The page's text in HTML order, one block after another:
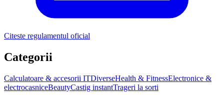
Citeste regulamentul oficial
Categorii
Calculatoare & accesorii ITDiverseHealth & FitnessElectronice &
electrocasniceBeautyCastig instantTrageri la sorti